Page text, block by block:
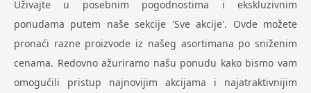
Uživajte u posebnim pogodnostima i ekskluzivnim
ponudama putem naše sekcije 'Sve akcije'. Ovde možete
pronaći razne proizvode iz našeg asortimana po sniženim
cenama. Redovno ažuriramo našu ponudu kako bismo vam
omogućili pristup najnovijim akcijama i najatraktivnijim